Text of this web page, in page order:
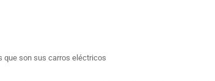
que son sus carros eléctricos